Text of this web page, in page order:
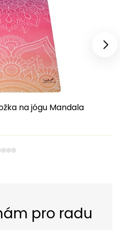
na jógu Mandala
234
pro radu